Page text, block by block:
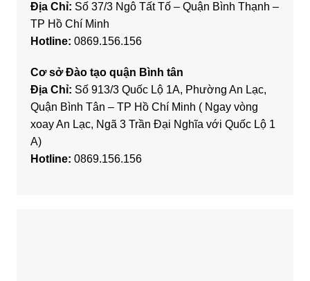
Địa Chỉ: Số 37/3 Ngô Tất Tố – Quận Bình Thạnh –
TP Hồ Chí Minh
Hotline: 0869.156.156
Cơ sở Đào tạo quận Bình tân
Địa Chỉ: Số 913/3 Quốc Lộ 1A, Phường An Lạc,
Quận Bình Tân – TP Hồ Chí Minh ( Ngay vòng
xoay An Lạc, Ngã 3 Trần Đại Nghĩa với Quốc Lộ 1
A)
Hotline: 0869.156.156